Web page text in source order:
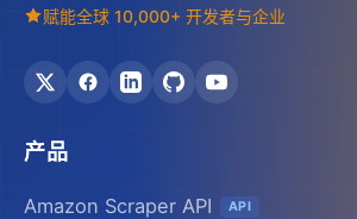
赋能全球 10,000+ 开发者与企业
产品
Amazon Scraper API API